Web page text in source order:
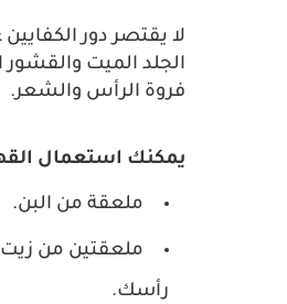
لا يقتصر دور
الجلد الميت
فروة الرأس والشعر.
يمكنك استعمال
ملعقة من البن.
ملعقتين من زيت
رأسك.